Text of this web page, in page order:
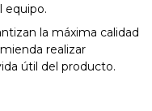
equipo.
la máxima calidad
realizar
útil del producto.